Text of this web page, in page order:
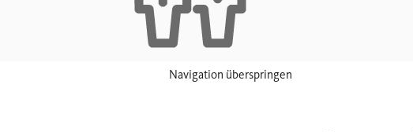
Navigation überspringen